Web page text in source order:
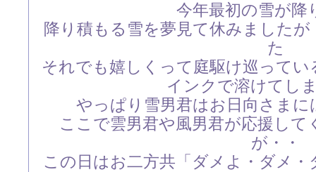
今年最初の雪が降
降り積もる雪を夢見て休みました
た
それでも嬉しくって庭駆け巡って
インクで溶けてし
やっぱり雪男君はお日向さま
ここで雲男君や風男君が応援し
が・・
この日はお二方共「ダメよ・ダメ